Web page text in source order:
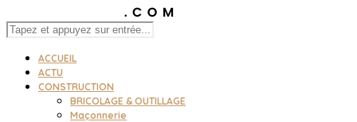
ACCUEIL
ACTU
CONSTRUCTION
BRICOLAGE & OUTILLAGE
Maçonnerie